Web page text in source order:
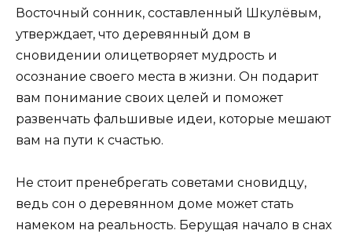
Восточный сонник, составленный Шкулёвым,
утверждает, что деревянный дом в
сновидении олицетворяет мудрость и
осознание своего места в жизни. Он подарит
вам понимание своих целей и поможет
развенчать фальшивые идеи, которые мешают
вам на пути к счастью.
Не стоит пренебрегать советами сновидцу,
ведь сон о деревянном доме может стать
намеком на реальность. Берущая начало в снах